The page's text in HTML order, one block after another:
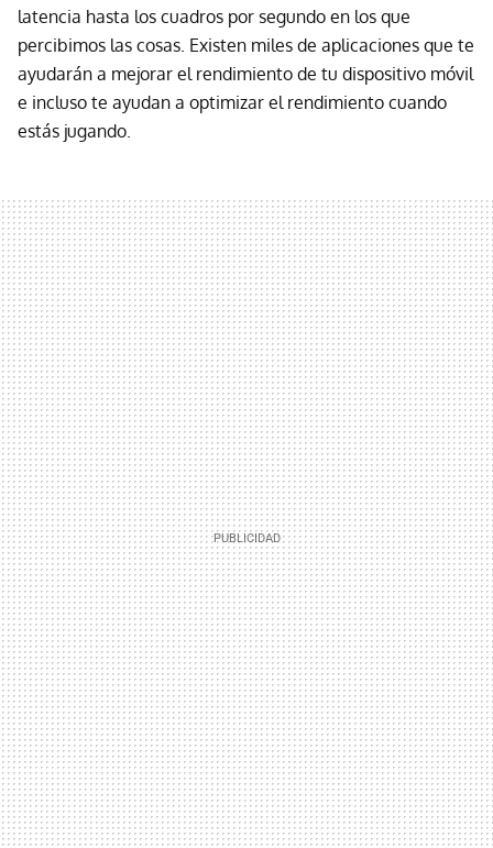
latencia hasta los cuadros por segundo en los que
percibimos las cosas. Existen miles de aplicaciones que te
ayudarán a mejorar el rendimiento de tu dispositivo móvil
e incluso te ayudan a optimizar el rendimiento cuando
estás jugando.